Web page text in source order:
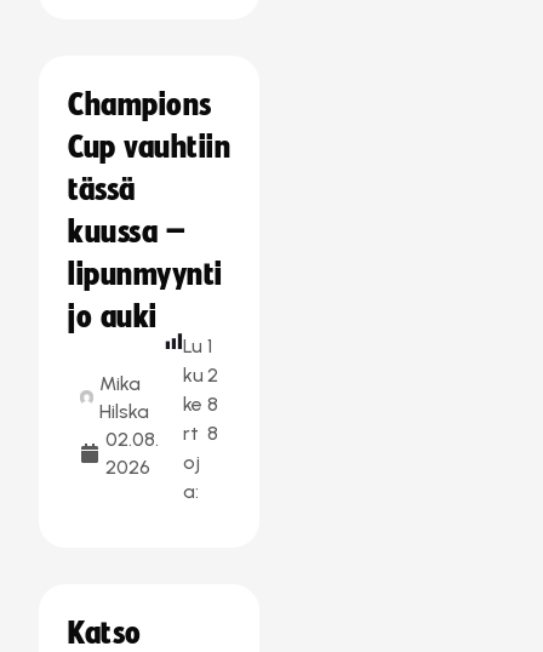
Champions
Cup vauhtiin
tässä
kuussa –
lipunmyynti
jo auki
Mika
Hilska
02.08.
2026
Lu
ku
ke
rt
oj
a:
1
2
8
8
Katso